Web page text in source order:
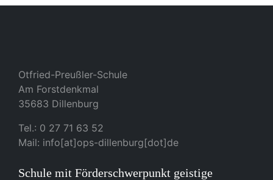
Otfried-Preußler-Schule
Am Forstdenkmal
35683 Dillenburg
Tel.: 0 27 71 63 52
Mail: info[at]ops-dillenburg[dot]de
Schule mit Förderschwerpunkt geistige